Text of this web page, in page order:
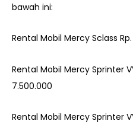
bawah ini:
Rental Mobil Mercy Sclass
Rental Mobil Mercy Sprinter
7.500.000
Rental Mobil Mercy Sprinter